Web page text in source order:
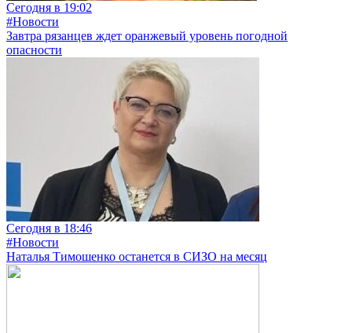
Сегодня в 19:02
#Новости
Завтра рязанцев ждет оранжевый уровень погодной
опасности
Сегодня в 18:46
#Новости
Наталья Тимошенко останется в СИЗО на месяц